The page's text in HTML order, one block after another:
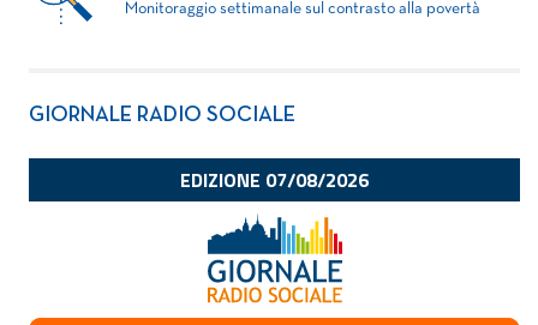
Monitoraggio settimanale sul contrasto alla povertà
GIORNALE RADIO SOCIALE